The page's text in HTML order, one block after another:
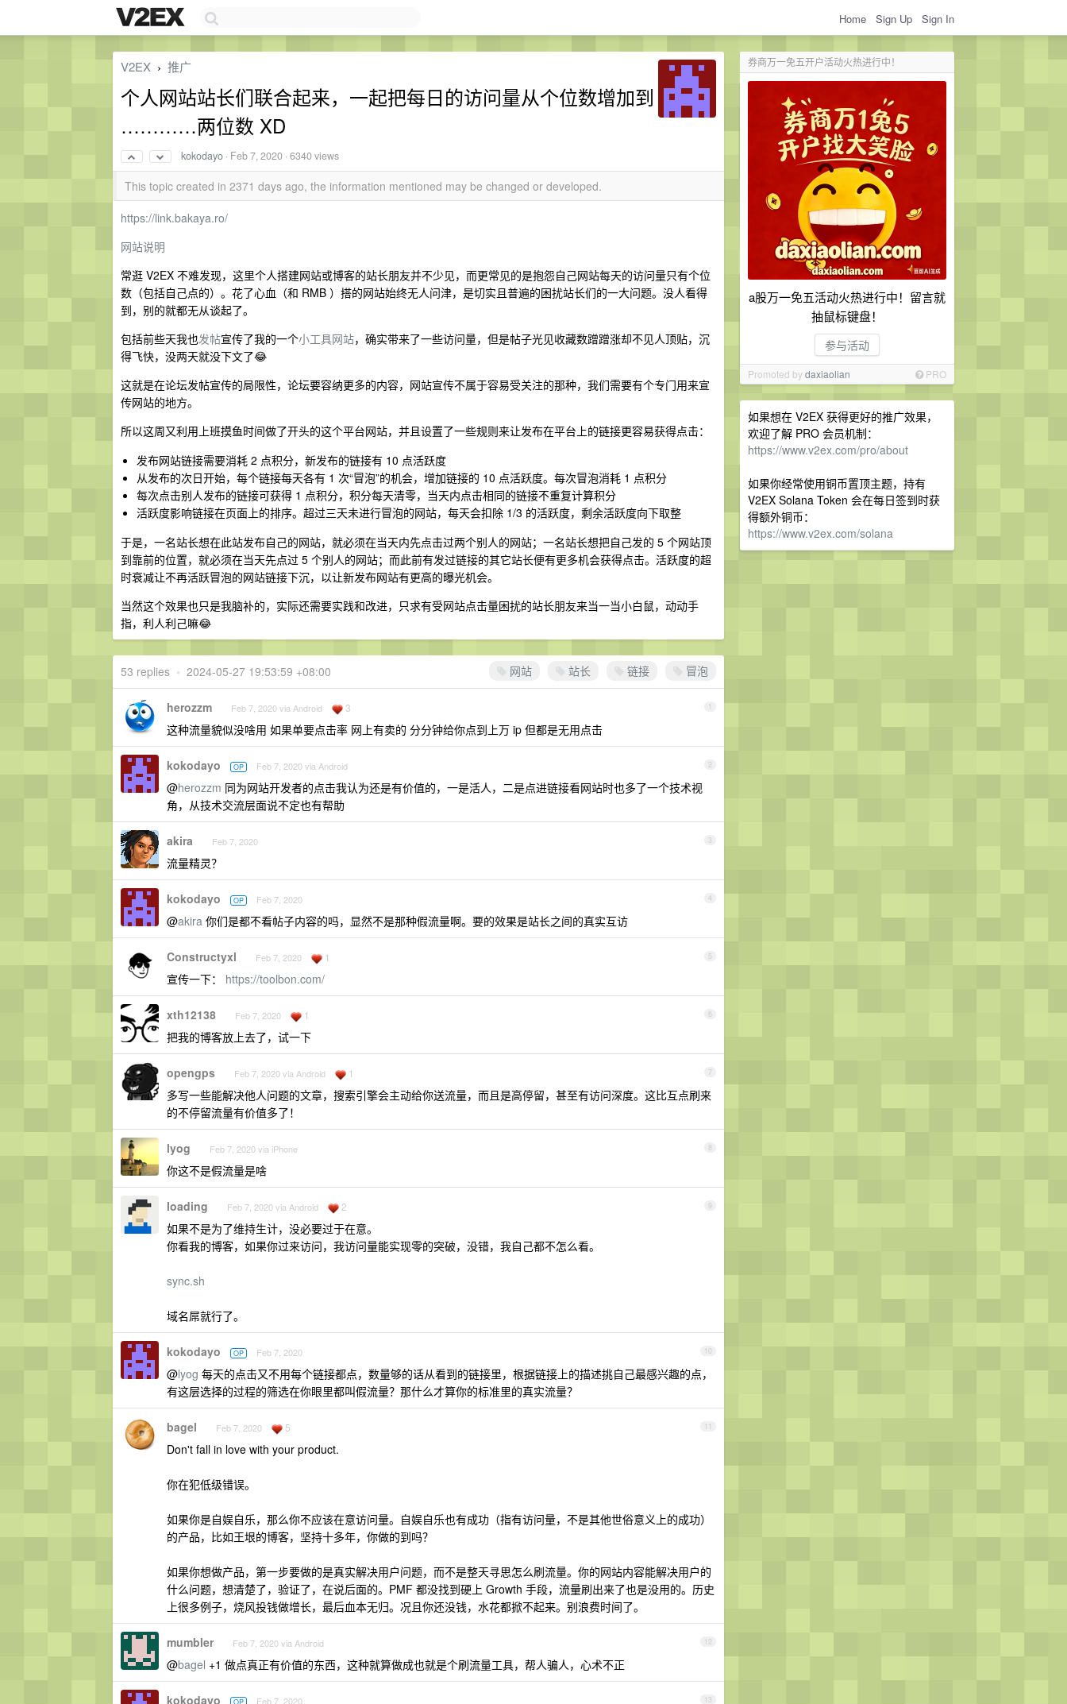
Home Sign Up Sign In
券商万一免五开户活动火热进行中！
a股万一免五活动火热进行中！留言就
抽鼠标键盘！
参与活动
Promoted bydaxiaolian PRO
如果想在 V2EX 获得更好的推广效果，
欢迎了解 PRO 会员机制：
https://www.v2ex.com/pro/about
如果你经常使用铜币置顶主题，持有
V2EX Solana Token 会在每日签到时获
得额外铜币：
https://www.v2ex.com/solana
V2EX › 推广
个人网站站长们联合起来，一起把每日的访问量从个位数增加到
…………两位数 XD
kokodayo · Feb 7, 2020 · 6340 views
This topic created in 2371 days ago, the information mentioned may be changed or developed.
https://link.bakaya.ro/
网站说明
常逛 V2EX 不难发现，这里个人搭建网站或博客的站长朋友并不少见，而更常见的是抱怨自己网站每天的访问量只有个位
数（包括自己点的）。花了心血（和 RMB ）搭的网站始终无人问津，是切实且普遍的困扰站长们的一大问题。没人看得
到，别的就都无从谈起了。
包括前些天我也发帖宣传了我的一个小工具网站，确实带来了一些访问量，但是帖子光见收藏数蹭蹭涨却不见人顶贴，沉
得飞快，没两天就没下文了😂
这就是在论坛发帖宣传的局限性，论坛要容纳更多的内容，网站宣传不属于容易受关注的那种，我们需要有个专门用来宣
传网站的地方。
所以这周又利用上班摸鱼时间做了开头的这个平台网站，并且设置了一些规则来让发布在平台上的链接更容易获得点击：
发布网站链接需要消耗 2 点积分，新发布的链接有 10 点活跃度
从发布的次日开始，每个链接每天各有 1 次“冒泡”的机会，增加链接的 10 点活跃度。每次冒泡消耗 1 点积分
每次点击别人发布的链接可获得 1 点积分，积分每天清零，当天内点击相同的链接不重复计算积分
活跃度影响链接在页面上的排序。超过三天未进行冒泡的网站，每天会扣除 1/3 的活跃度，剩余活跃度向下取整
于是，一名站长想在此站发布自己的网站，就必须在当天内先点击过两个别人的网站；一名站长想把自己发的 5 个网站顶
到靠前的位置，就必须在当天先点过 5 个别人的网站；而此前有发过链接的其它站长便有更多机会获得点击。活跃度的超
时衰减让不再活跃冒泡的网站链接下沉，以让新发布网站有更高的曝光机会。
当然这个效果也只是我脑补的，实际还需要实践和改进，只求有受网站点击量困扰的站长朋友来当一当小白鼠，动动手
指，利人利己嘛😂
网站 站长 链接 冒泡
53 replies • 2024-05-27 19:53:59 +08:00
1
herozzm Feb 7, 2020 via Android 3
这种流量貌似没啥用 如果单要点击率 网上有卖的 分分钟给你点到上万 ip 但都是无用点击
2
kokodayo OP Feb 7, 2020 via Android
@herozzm 同为网站开发者的点击我认为还是有价值的，一是活人，二是点进链接看网站时也多了一个技术视
角，从技术交流层面说不定也有帮助
3
akira Feb 7, 2020
流量精灵？
4
kokodayo OP Feb 7, 2020
@akira 你们是都不看帖子内容的吗，显然不是那种假流量啊。要的效果是站长之间的真实互访
5
Constructyxl Feb 7, 2020 1
宣传一下： https://toolbon.com/
6
xth12138 Feb 7, 2020 1
把我的博客放上去了，试一下
7
opengps Feb 7, 2020 via Android 1
多写一些能解决他人问题的文章，搜索引擎会主动给你送流量，而且是高停留，甚至有访问深度。这比互点刷来
的不停留流量有价值多了！
8
lyog Feb 7, 2020 via iPhone
你这不是假流量是啥
9
loading Feb 7, 2020 via Android 2
如果不是为了维持生计，没必要过于在意。
你看我的博客，如果你过来访问，我访问量能实现零的突破，没错，我自己都不怎么看。
sync.sh
域名屌就行了。
10
kokodayo OP Feb 7, 2020
@lyog 每天的点击又不用每个链接都点，数量够的话从看到的链接里，根据链接上的描述挑自己最感兴趣的点，
有这层选择的过程的筛选在你眼里都叫假流量？那什么才算你的标准里的真实流量？
11
bagel Feb 7, 2020 5
Don't fall in love with your product.
你在犯低级错误。
如果你是自娱自乐，那么你不应该在意访问量。自娱自乐也有成功（指有访问量，不是其他世俗意义上的成功）
的产品，比如王垠的博客，坚持十多年，你做的到吗？
如果你想做产品，第一步要做的是真实解决用户问题，而不是整天寻思怎么刷流量。你的网站内容能解决用户的
什么问题，想清楚了，验证了，在说后面的。PMF 都没找到硬上 Growth 手段，流量刷出来了也是没用的。历史
上很多例子，烧风投钱做增长，最后血本无归。况且你还没钱，水花都掀不起来。别浪费时间了。
12
mumbler Feb 7, 2020 via Android
@bagel +1 做点真正有价值的东西，这种就算做成也就是个刷流量工具，帮人骗人，心术不正
13
kokodayo Feb 7, 2020